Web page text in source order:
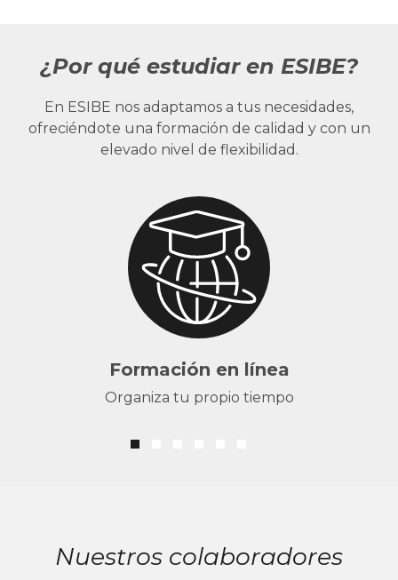
¿Por qué estudiar en ESIBE?
En ESIBE nos adaptamos a tus necesidades,
ofreciéndote una formación de calidad y con un
elevado nivel de flexibilidad.
Formación en línea
Organiza tu propio tiempo
Nuestros colaboradores